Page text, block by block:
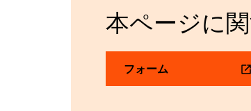
本ページに
フォーム